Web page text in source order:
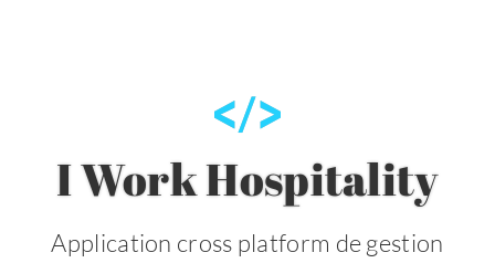
I Work Hospitality
Application cross platform de gestion